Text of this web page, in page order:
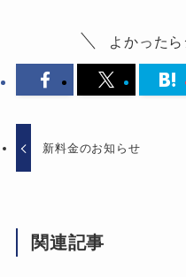
よかったら
新料金のお知らせ
関連記事